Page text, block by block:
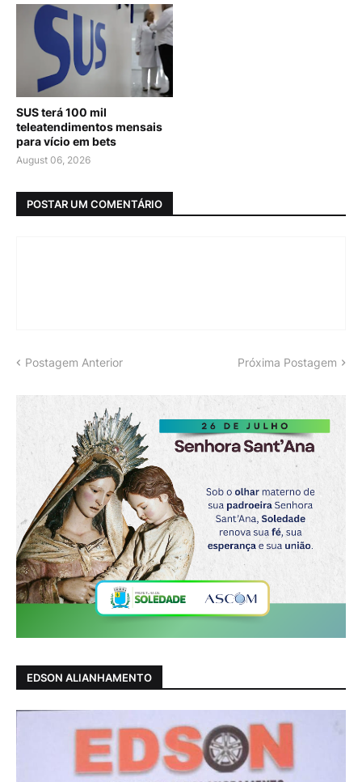
SUS terá 100 mil
teleatendimentos mensais
para vício em bets
August 06, 2026
POSTAR UM COMENTÁRIO
Postagem Anterior Próxima Postagem
EDSON ALIANHAMENTO